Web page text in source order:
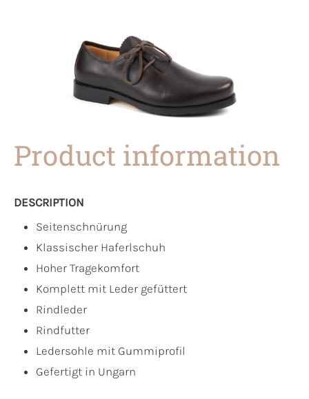
Product information
DESCRIPTION
Seitenschnürung
Klassischer Haferlschuh
Hoher Tragekomfort
Komplett mit Leder gefüttert
Rindleder
Rindfutter
Ledersohle mit Gummiprofil
Gefertigt in Ungarn